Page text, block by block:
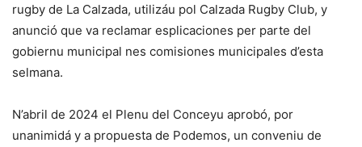
rugby de La Calzada, utilizáu pol Calzada Rugby Club, y
anunció que va reclamar esplicaciones per parte del
gobiernu municipal nes comisiones municipales d’esta
selmana.
N’abril de 2024 el Plenu del Conceyu aprobó, por
unanimidá y a propuesta de Podemos, un conveniu de